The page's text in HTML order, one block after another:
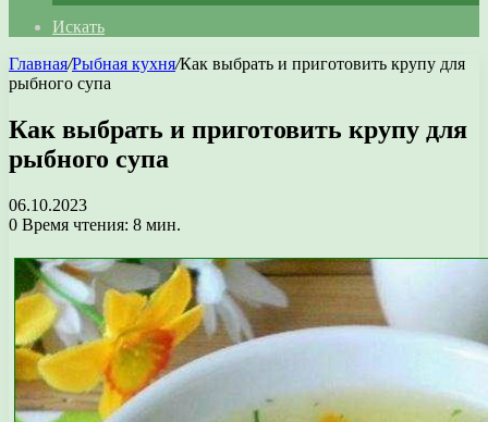
Искать
Главная/Рыбная кухня/Как выбрать и приготовить крупу для
рыбного супа
Как выбрать и приготовить крупу для
рыбного супа
06.10.2023
0 Время чтения: 8 мин.